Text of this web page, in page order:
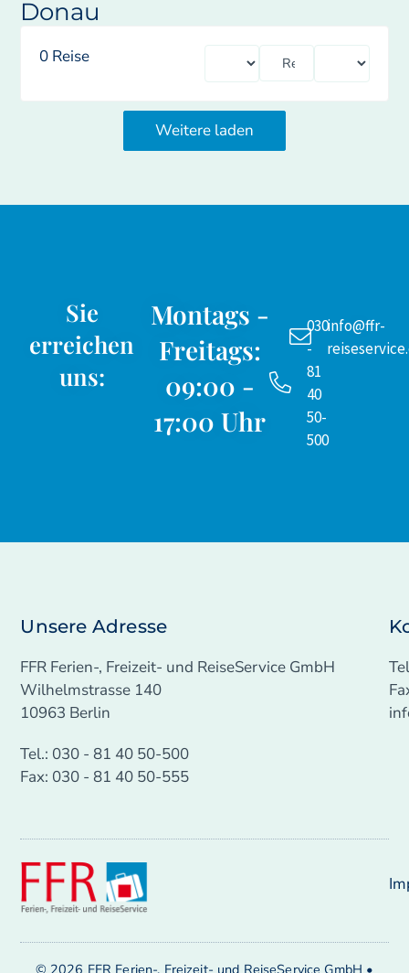
Donau
0 Reise
Weitere laden
Sie
erreichen
uns:
Montags -
Freitags:
09:00 -
17:00 Uhr
030
-
81
40
50-
500
info@ffr-
Unsere Adresse
FFR Ferien-, Freizeit- und ReiseService GmbH
Wilhelmstrasse 140
10963 Berlin
Tel.: 030 - 81 40 50-500
Fax: 030 - 81 40 50-555